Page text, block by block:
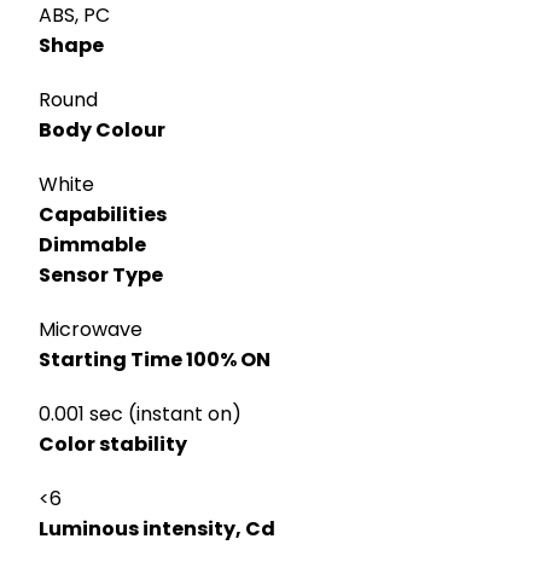
ABS, PC
Shape
Round
Body Colour
White
Capabilities
Dimmable
Sensor Type
Microwave
Starting Time 100% ON
0.001 sec (instant on)
Color stability
<6
Luminous intensity, Cd